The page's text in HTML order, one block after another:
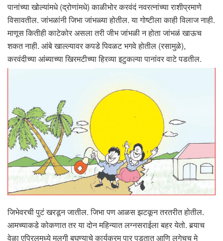
पानांच्या खोल्यांमधे (द्रोणांमधे) काळीभोर करवंदं नवरत्नांच्या राशीप्रमाणे
विसावतील. जांभळांनी जिभा जांभळ्या होतील. या गोष्टीला काही विलाज नाही.
माणूस कितीही काटेकोर असला तरी जीभ जांभळी न होता जांभळं खाऊच
शकत नाही. आंबे खाल्ल्यावर कपडे पिवळट भगवे होतील (रसामुळे),
करवंदीच्या आंब्याच्या खिरमटीच्या हिरव्या इटुकल्या पानांवर वाटे पडतील.
जिभेवरची पुटं खरडून जातील. जिभा पण आळस झटकून तरतरीत होतील.
आमच्याकडे कोकणात तर या दोन महिन्यात लग्नसराईला बहर येतो. बर्‍याच
वेळा एप्रिलमध्ये मुलगी बघण्याचे कार्यक्रम पार पडतात आणि लगेचच मे